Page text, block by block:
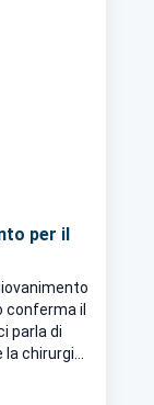
per il
il
parla di
chirurgia